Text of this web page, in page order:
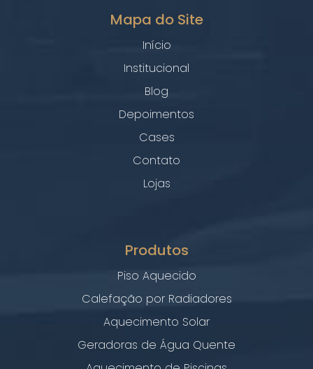
Mapa do Site
Início
Institucional
Blog
Depoimentos
Cases
Contato
Lojas
Produtos
Piso Aquecido
Calefação por Radiadores
Aquecimento Solar
Geradoras de Água Quente